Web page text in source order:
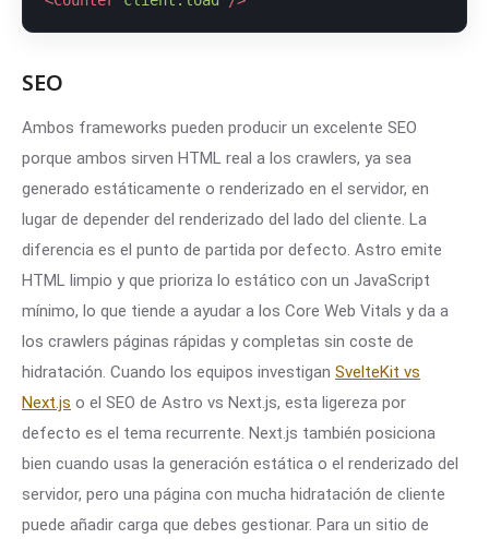
SEO
Ambos frameworks pueden producir un excelente SEO
porque ambos sirven HTML real a los crawlers, ya sea
generado estáticamente o renderizado en el servidor, en
lugar de depender del renderizado del lado del cliente. La
diferencia es el punto de partida por defecto. Astro emite
HTML limpio y que prioriza lo estático con un JavaScript
mínimo, lo que tiende a ayudar a los Core Web Vitals y da a
los crawlers páginas rápidas y completas sin coste de
hidratación. Cuando los equipos investigan SvelteKit vs
Next.js o el SEO de Astro vs Next.js, esta ligereza por
defecto es el tema recurrente. Next.js también posiciona
bien cuando usas la generación estática o el renderizado del
servidor, pero una página con mucha hidratación de cliente
puede añadir carga que debes gestionar. Para un sitio de